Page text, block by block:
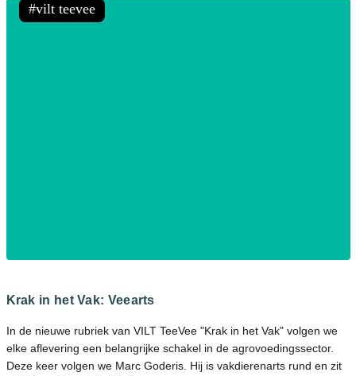
Krak in het Vak: Veearts
In de nieuwe rubriek van VILT TeeVee "Krak in het Vak" volgen we
elke aflevering een belangrijke schakel in de agrovoedingssector.
Deze keer volgen we Marc Goderis. Hij is vakdierenarts rund en zit
vilt teevee